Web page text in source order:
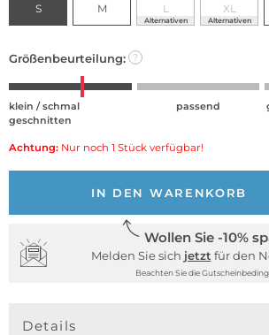
S M L
Alternativen
XL
Alternativen
Größenbeurteilung: ?
klein / schmal
geschnitten
passend
Achtung: Nur noch 1 Stück verfügbar!
IN DEN WARENKORB
Wollen Sie -10%
Melden Sie sich jetzt für den
Beachten Sie die
Details